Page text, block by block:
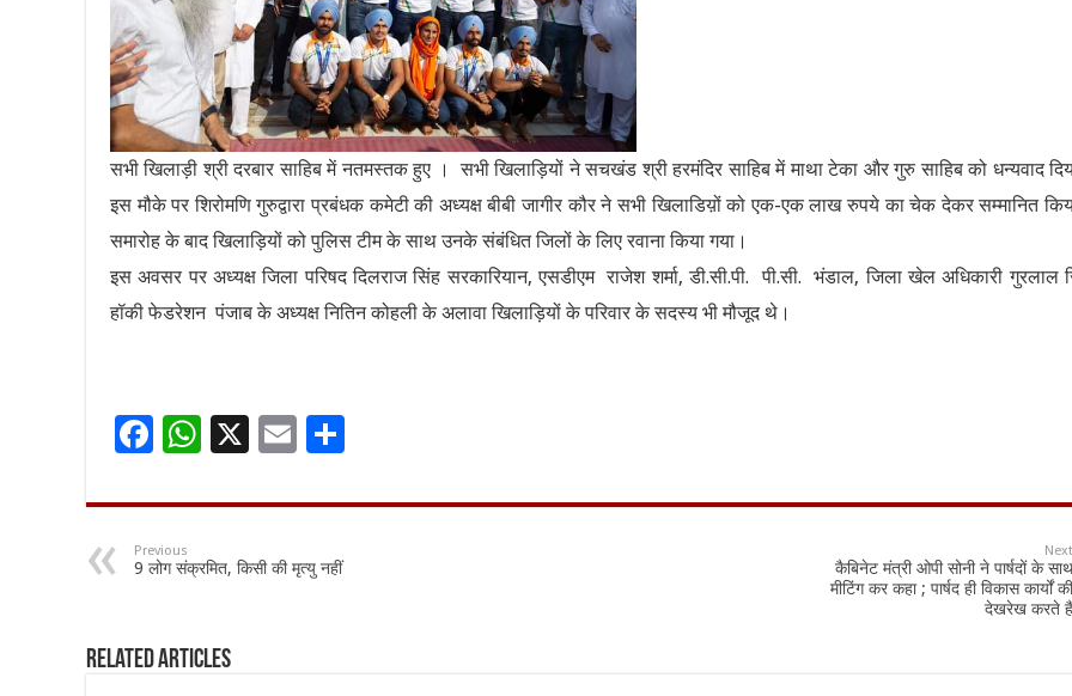
सभी खिलाड़ी श्री दरबार साहिब में नतमस्तक हुए । सभी खिलाड़ियों ने सचखंड श्री हरमंदिर साहिब में माथा टेका और गुरु साहिब को धन्यवाद
इस मौके पर शिरोमणि गुरुद्वारा प्रबंधक कमेटी की अध्यक्ष बीबी जागीर कौर ने सभी खिलाडिय़ों को एक-एक लाख रुपये का चेक देकर सम्मानित
समारोह के बाद खिलाड़ियों को पुलिस टीम के साथ उनके संबंधित जिलों के लिए रवाना किया गया।
इस अवसर पर अध्यक्ष जिला परिषद दिलराज सिंह सरकारियान, एसडीएम राजेश शर्मा, डी.सी.पी. पी.सी. भंडाल, जिला खेल अधिकारी गुरलाल
हॉकी फेडरेशन पंजाब के अध्यक्ष नितिन कोहली के अलावा खिलाड़ियों के परिवार के सदस्य भी मौजूद थे।
F
e
b
o
k
W
at
sA
p
X
E
ai ar
Previous
9 लोग संक्रमित, किसी की मृत्यु नहीं
Next
कैबिनेट मंत्री ओपी सोनी ने पार्षदों के साथ
मीटिंग कर कहा ; पार्षद ही विकास कार्यों की
देखरेख करते हैं
Related Articles